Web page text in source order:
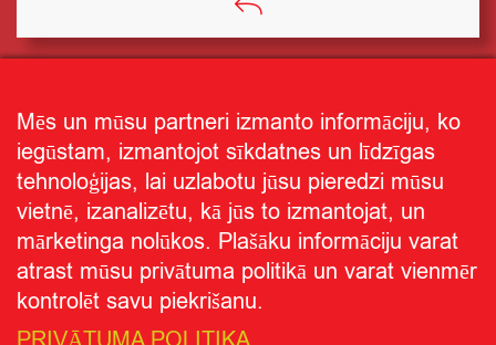
Mēs un mūsu partneri izmanto informāciju, ko
iegūstam, izmantojot sīkdatnes un līdzīgas
tehnoloģijas, lai uzlabotu jūsu pieredzi mūsu
vietnē, izanalizētu, kā jūs to izmantojat, un
mārketinga nolūkos. Plašāku informāciju varat
atrast mūsu privātuma politikā un varat vienmēr
kontrolēt savu piekrišanu.